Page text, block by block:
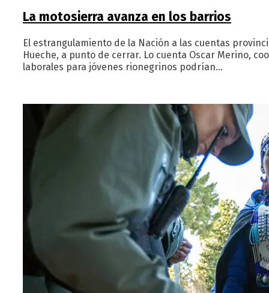
La motosierra avanza en los barrios
El estrangulamiento de la Nación a las cuentas
Hueche, a punto de cerrar. Lo cuenta Oscar Merino,
laborales para jóvenes rionegrinos podrían…